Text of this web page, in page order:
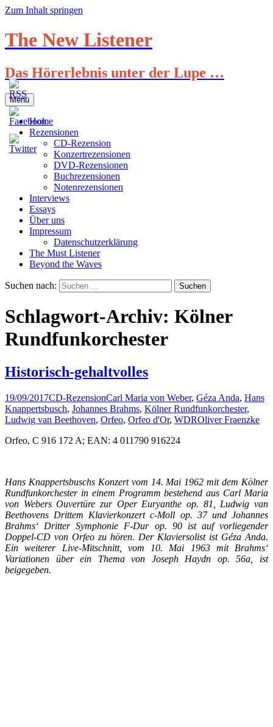
Zum Inhalt springen
The New Listener
Das Hörerlebnis unter der Lupe …
Menü
Home
Rezensionen
CD-Rezension
Konzertrezensionen
DVD-Rezensionen
Buchrezensionen
Notenrezensionen
Interviews
Essays
Über uns
Impressum
Datenschutzerklärung
The Must Listener
Beyond the Waves
Suchen nach:
Schlagwort-Archiv: Kölner
Rundfunkorchester
Historisch-gehaltvolles
19/09/2017CD-RezensionCarl Maria von Weber, Géza Anda, Hans
Knappertsbusch, Johannes Brahms, Kölner Rundfunkorchester,
Ludwig van Beethoven, Orfeo, Orfeo d'Or, WDROliver Fraenzke
Orfeo, C 916 172 A; EAN: 4 011790 916224
Hans Knappertsbuschs Konzert vom 14. Mai 1962 mit dem Kölner
Rundfunkorchester in einem Programm bestehend aus Carl Maria
von Webers Ouvertüre zur Oper Euryanthe op. 81, Ludwig van
Beethovens Drittem Klavierkonzert c-Moll op. 37 und Johannes
Brahms‘ Dritter Symphonie F-Dur op. 90 ist auf vorliegender
Doppel-CD von Orfeo zu hören. Der Klaviersolist ist Géza Anda.
Ein weiterer Live-Mitschnitt, vom 10. Mai 1963 mit Brahms‘
Variationen über ein Thema von Joseph Haydn op. 56a, ist
beigegeben.